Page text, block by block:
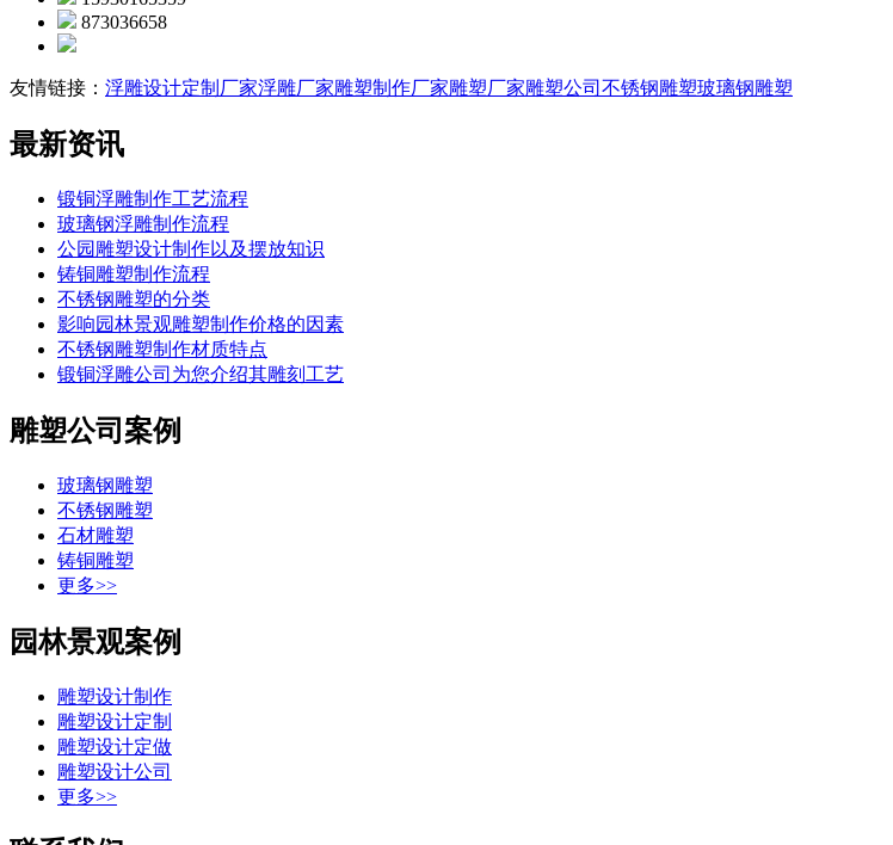
873036658
友情链接： 浮雕设计定制厂家浮雕厂家雕塑制作厂家雕塑厂家雕塑公司 不锈钢雕塑玻璃钢雕塑
最新资讯
锻铜浮雕制作工艺流程
玻璃钢浮雕制作流程
公园雕塑设计制作以及摆放知识
铸铜雕塑制作流程
不锈钢雕塑的分类
影响园林景观雕塑制作价格的因素
不锈钢雕塑制作材质特点
锻铜浮雕公司为您介绍其雕刻工艺
雕塑公司案例
玻璃钢雕塑
不锈钢雕塑
石材雕塑
铸铜雕塑
更多>>
园林景观案例
雕塑设计制作
雕塑设计定制
雕塑设计定做
雕塑设计公司
更多>>